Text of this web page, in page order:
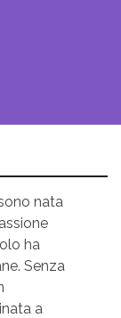
nata
ha
Senza
a